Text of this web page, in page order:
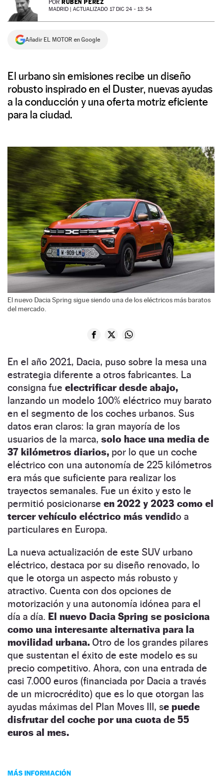
NEWSLETTER
SÍGUENOS
POR RUBÉN PÉREZ
MADRID | ACTUALIZADO 17 DIC 24 - 13: 54
Añadir EL MOTOR en Google
El urbano sin emisiones recibe un diseño
robusto inspirado en el Duster, nuevas ayudas
a la conducción y una oferta motriz eficiente
para la ciudad.
El nuevo Dacia Spring sigue siendo una de los eléctricos más baratos
del mercado.
En el año 2021, Dacia, puso sobre la mesa una
estrategia diferente a otros fabricantes. La
consigna fue electrificar desde abajo,
lanzando un modelo 100% eléctrico muy barato
en el segmento de los coches urbanos. Sus
datos eran claros: la gran mayoría de los
usuarios de la marca, solo hace una media de
37 kilómetros diarios, por lo que un coche
eléctrico con una autonomía de 225 kilómetros
era más que suficiente para realizar los
trayectos semanales. Fue un éxito y esto le
permitió posicionarse en 2022 y 2023 como el
tercer vehículo eléctrico más vendido a
particulares en Europa.
La nueva actualización de este SUV urbano
eléctrico, destaca por su diseño renovado, lo
que le otorga un aspecto más robusto y
atractivo. Cuenta con dos opciones de
motorización y una autonomía idónea para el
día a día. El nuevo Dacia Spring se posiciona
como una interesante alternativa para la
movilidad urbana. Otro de los grandes pilares
que sustentan el éxito de este modelo es su
precio competitivo. Ahora, con una entrada de
casi 7.000 euros (financiada por Dacia a través
de un microcrédito) que es lo que otorgan las
ayudas máximas del Plan Moves III, se puede
disfrutar del coche por una cuota de 55
euros al mes.
MÁS INFORMACIÓN